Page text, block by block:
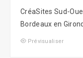
CréaSites Sud-
Bordeaux en
Prévisualiser